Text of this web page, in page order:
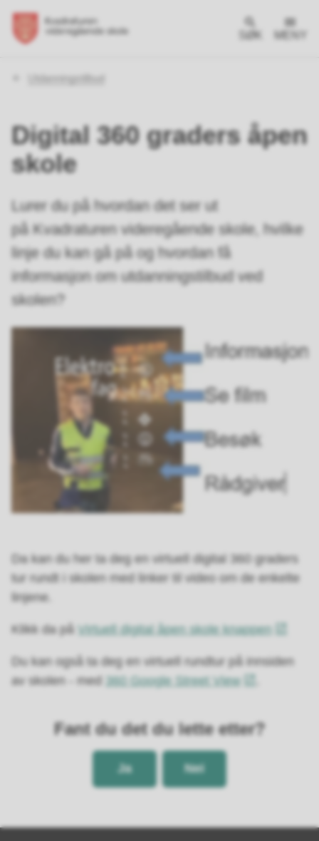
SØK MENY
Utdanningstilbud
Digital 360 graders åpen
skole
Lurer du på hvordan det ser ut
på Kvadraturen videregående skole, hvilke
linje du kan gå på og hvordan få
informasjon om utdanningstilbud ved
skolen?
Da kan du her ta deg en virtuell digital 360 graders
tur rundt i skolen med linker til video om de enkelte
linjene.
Klikk da på Virtuell digital åpen skole knappen
Du kan også ta deg en virtuell rundtur på innsiden
av skolen - med 360 Google Street View
Fant du det du lette etter?
Ja Nei